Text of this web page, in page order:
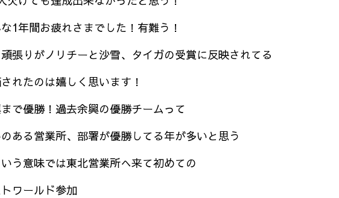
1年間お疲れさまでした！有難う！
張りがノリチーと沙雪、タイガの受賞に反映されてる
れたのは嬉しく思います！
で優勝！過去余興の優勝チームって
ある営業所、部署が優勝してる年が多いと思う
う意味では東北営業所へ来て初めての
ワールド参加